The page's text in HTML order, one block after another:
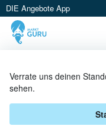
DIE Angebote App
Verrate uns deinen
sehen.
BECK'S BEI
ANGEBOTE